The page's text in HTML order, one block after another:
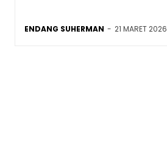
ENDANG SUHERMAN - 21 MARET 2026